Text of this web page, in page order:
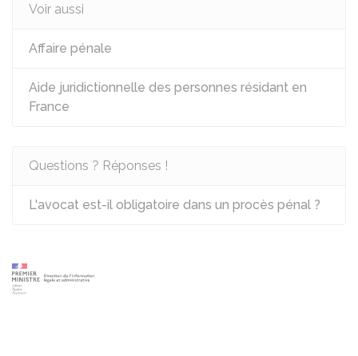
Voir aussi
Affaire pénale
Aide juridictionnelle des personnes résidant en
France
Questions ? Réponses !
L'avocat est-il obligatoire dans un procès pénal ?